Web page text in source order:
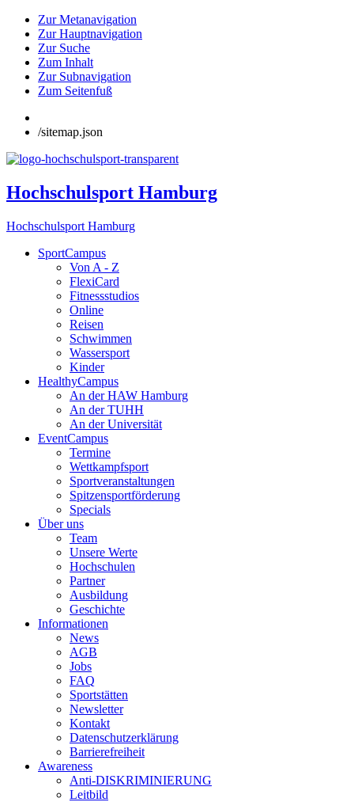
Zur Metanavigation
Zur Hauptnavigation
Zur Suche
Zum Inhalt
Zur Subnavigation
Zum Seitenfuß
/sitemap.json
Hochschulsport Hamburg
Hochschulsport Hamburg
SportCampus
Von A - Z
FlexiCard
Fitnessstudios
Online
Reisen
Schwimmen
Wassersport
Kinder
HealthyCampus
An der HAW Hamburg
An der TUHH
An der Universität
EventCampus
Termine
Wettkampfsport
Sportveranstaltungen
Spitzensportförderung
Specials
Über uns
Team
Unsere Werte
Hochschulen
Partner
Ausbildung
Geschichte
Informationen
News
AGB
Jobs
FAQ
Sportstätten
Newsletter
Kontakt
Datenschutzerklärung
Barrierefreiheit
Awareness
Anti-DISKRIMINIERUNG
Leitbild